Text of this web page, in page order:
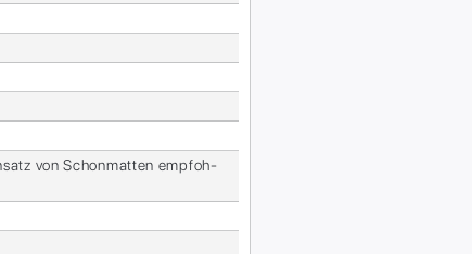
von Schon­mat­ten emp­foh­